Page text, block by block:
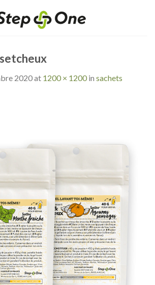
2020at 1200 × 1200 in sachets